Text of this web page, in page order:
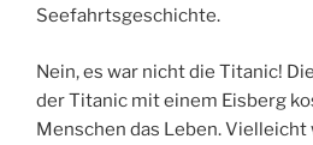
Seefahrtsgeschichte.
Nein, es war nicht die Titanic!
der Titanic mit einem Eisberg
Menschen das Leben.